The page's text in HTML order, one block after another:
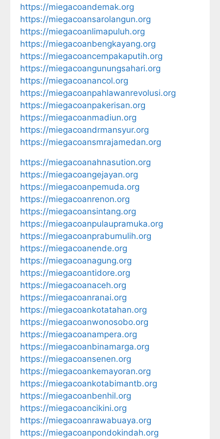
https://miegacoandemak.org
https://miegacoansarolangun.org
https://miegacoanlimapuluh.org
https://miegacoanbengkayang.org
https://miegacoancempakaputih.org
https://miegacoangunungsahari.org
https://miegacoanancol.org
https://miegacoanpahlawanrevolusi.org
https://miegacoanpakerisan.org
https://miegacoanmadiun.org
https://miegacoandrmansyur.org
https://miegacoansmrajamedan.org
https://miegacoanahnasution.org
https://miegacoangejayan.org
https://miegacoanpemuda.org
https://miegacoanrenon.org
https://miegacoansintang.org
https://miegacoanpulaupramuka.org
https://miegacoanprabumulih.org
https://miegacoanende.org
https://miegacoanagung.org
https://miegacoantidore.org
https://miegacoanaceh.org
https://miegacoanranai.org
https://miegacoankotatahan.org
https://miegacoanwonosobo.org
https://miegacoanampera.org
https://miegacoanbinamarga.org
https://miegacoansenen.org
https://miegacoankemayoran.org
https://miegacoankotabimantb.org
https://miegacoanbenhil.org
https://miegacoancikini.org
https://miegacoanrawabuaya.org
https://miegacoanpondokindah.org